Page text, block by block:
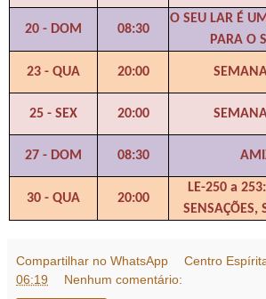
20 - DOM 08:30
O SEU LAR É
PARA O
23 - QUA 20:00
25 - SEX 20:00
27 - DOM 08:30
30 - QUA 20:00
LE-250 a 253:
SENSAÇÕES,
Compartilhar no WhatsApp Centro
06:19
Nenhum comentário: